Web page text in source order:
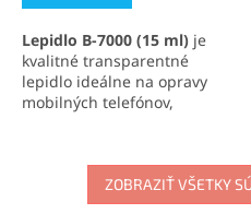
hviezdičiek.
Lepidlo B-7000 (15 ml) je
kvalitné transparentné
lepidlo ideálne na opravy
mobilných telefónov,
no pružný spoj, ktorý
odoláva otrasom, vode aj
oderu. Vďaka presnej
ZOBRAZIŤ VŠETKY